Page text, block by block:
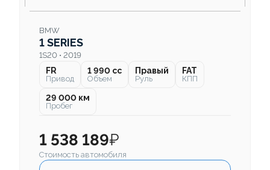
BMW
1 SERIES
1S20 • 2019
FR
Привод
1 990 cc
Объем
Правый
Руль
FAT
КПП
29 000 км
Пробег
1 538 189₽
Стоимость автомобиля